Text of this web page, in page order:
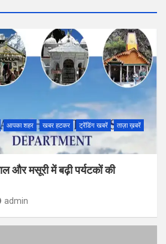
आपका शहर खबर हटकर ट्रेंडिंग खबरें
ताज़ा ख़बरें
और मसूरी में बढ़ी पर्यटकों की
admin